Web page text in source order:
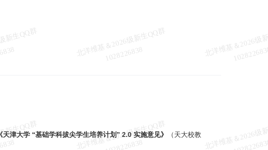
天津大学 “基础学科拔尖学生培养计划” 2.0 实施意见》
（天大校教
北
洋
维
基
＆
2
0
2
6
级
新
生
Q
Q
群
1
0
2
8
2
2
6
8
3
8
北
洋
基
＆
2
0
2
6
级
新
生
Q
Q
群
1
0
2
8
2
2
6
8
3